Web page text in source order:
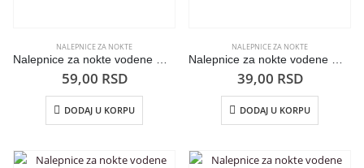
NALEPNICE ZA NOKTE
59,00 RSD
DODAJ U KORPU
NALEPNICE ZA NOKTE
39,00 RSD
DODAJ U KORPU